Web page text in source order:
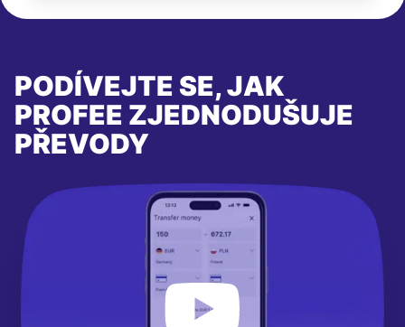
PODÍVEJTE SE, JAK
PROFEE ZJEDNODUŠUJE
PŘEVODY